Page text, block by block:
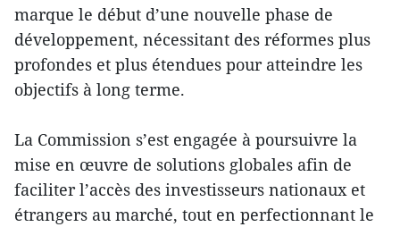
marque le début d’une nouvelle phase de
développement, nécessitant des réformes plus
profondes et plus étendues pour atteindre les
objectifs à long terme.
La Commission s’est engagée à poursuivre la
mise en œuvre de solutions globales afin de
faciliter l’accès des investisseurs nationaux et
étrangers au marché, tout en perfectionnant le